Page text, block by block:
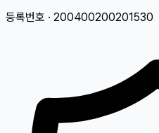
등록번호 · 200400200201530